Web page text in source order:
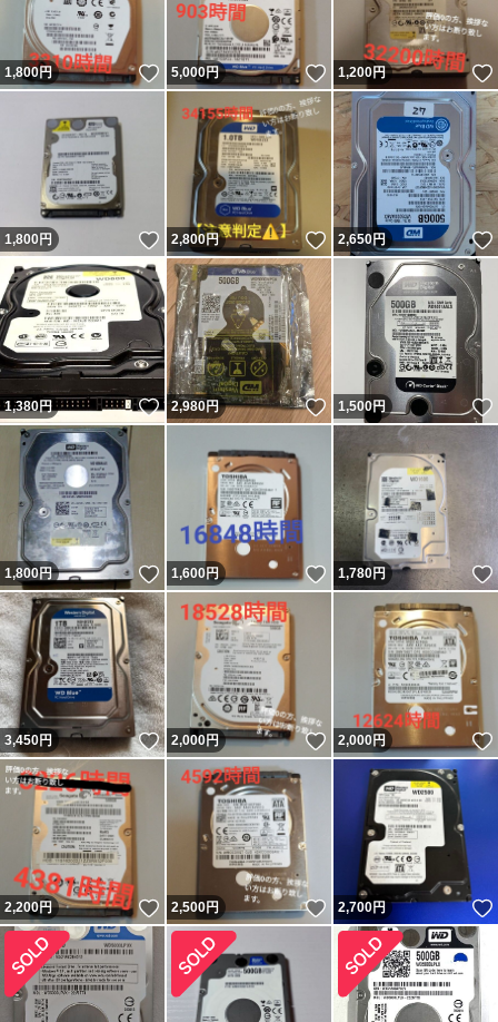
1,800円 いいね！
5,000円 いいね！
1,200円
1,800円 いいね！
2,800円 いいね！
2,650円
1,380円 いいね！
2,980円 いいね！
1,500円
1,800円 いいね！
1,600円 いいね！
1,780円
3,450円 いいね！
2,000円 いいね！
2,000円
2,200円 いいね！
2,500円 いいね！
2,700円